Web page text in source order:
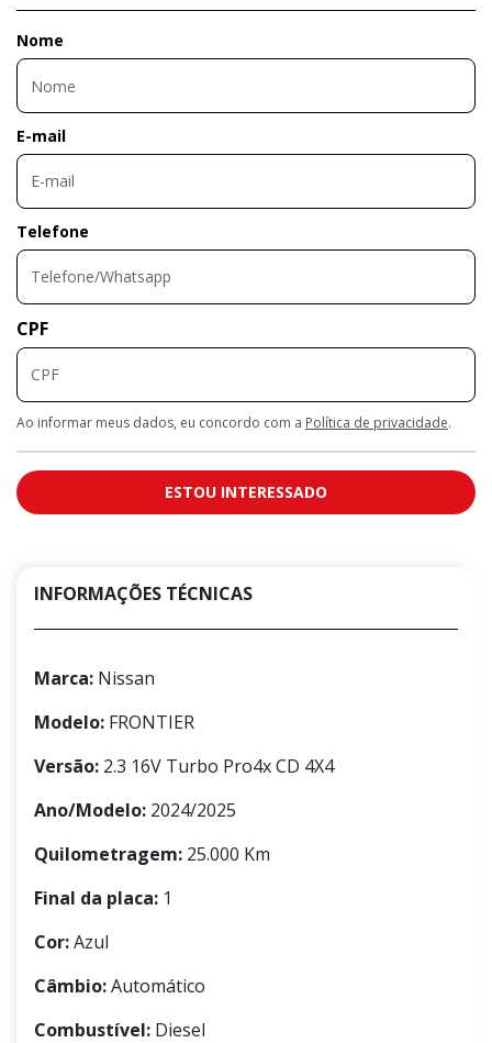
Nome
E-mail
Telefone
CPF
Ao informar meus dados, eu concordo com a Política de privacidade.
ESTOU INTERESSADO
INFORMAÇÕES TÉCNICAS
Marca: Nissan
Modelo: FRONTIER
Versão: 2.3 16V Turbo Pro4x CD 4X4
Ano/Modelo: 2024/2025
Quilometragem: 25.000 Km
Final da placa: 1
Cor:Azul
Câmbio:Automático
Combustível: Diesel